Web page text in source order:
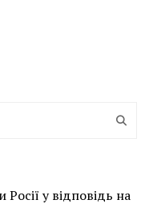
у відповідь на